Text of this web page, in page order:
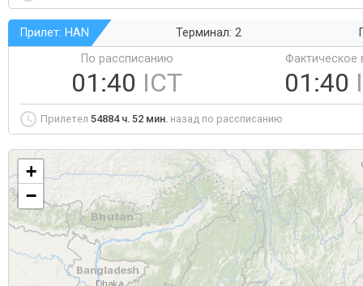
Прилет: HAN Терминал: 2
По рассписанию
01:40 ICT
Фактическое
01:40
Прилетел 54884 ч. 52 мин. назад по рассписанию
+
−